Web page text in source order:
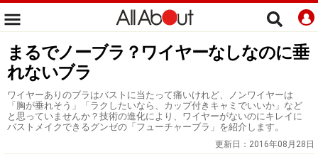
まるでノーブラ？ワイヤーなしなのに垂
れないブラ
ワイヤーありのブラはバストに当たって痛いけれど、ノンワイヤーは
「胸が垂れそう」「ラクしたいなら、カップ付きキャミでいいか」など
と思っていませんか？技術の進化により、ワイヤーがないのにキレイに
バストメイクできるグンゼの「フューチャーブラ」を紹介します。
更新日： 2016年08月28日